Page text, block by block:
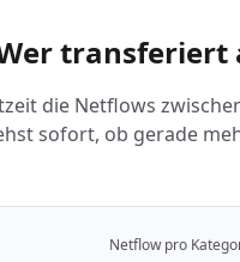
transferiert
die Netflows
sofort, ob gerade
Netflow pro